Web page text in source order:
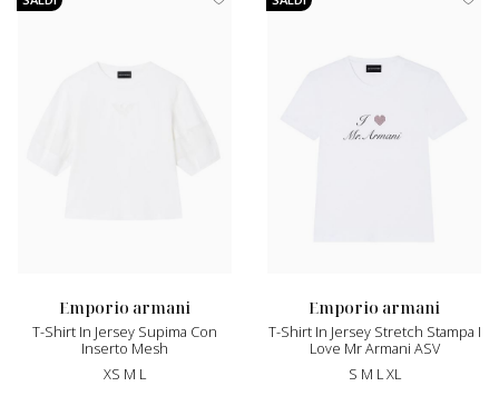
emporio armani
T-Shirt In Jersey Supima Con
Inserto Mesh
XS M L
emporio armani
T-Shirt In Jersey Stretch Stampa I
Love Mr Armani ASV
S M L XL